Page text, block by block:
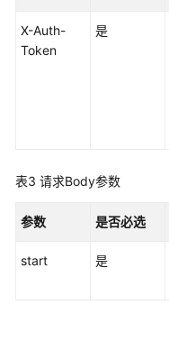
使
API
X-Auth-
Token
是
表3 请求Body参数
参数 是否必选
start 是